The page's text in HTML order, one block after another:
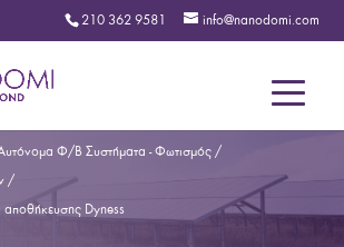
210 362 9581 info@nanodomi.com
Φ/Β Συστήματα - Φωτισμός /
/
Dyness